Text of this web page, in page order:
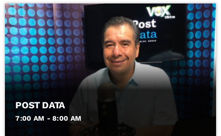
POST DATA
7:00 AM - 8:00 AM